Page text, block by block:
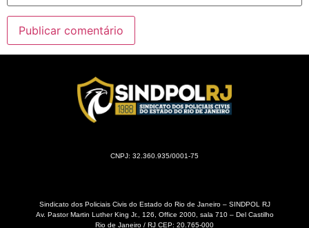
CNPJ: 32.360.935/0001-75
Sindicato dos Policiais Civis do Estado do Rio de Janeiro – SINDPOL RJ
Av. Pastor Martin Luther King Jr., 126, Office 2000, sala 710 – Del Castilho
Rio de Janeiro / RJ CEP: 20.765-000